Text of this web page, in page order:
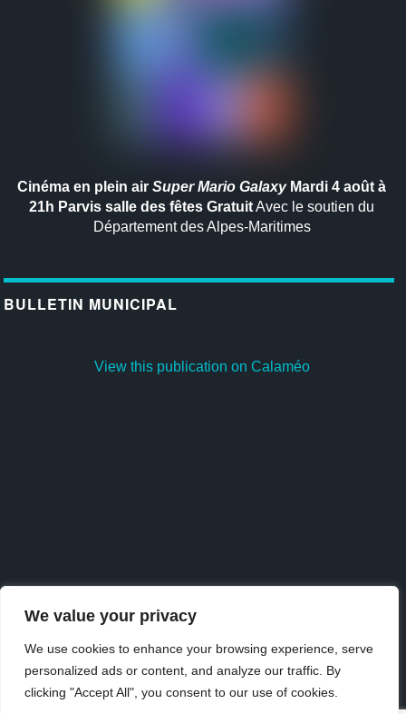
We value your privacy
We use cookies to enhance your browsing experience, serve
personalized ads or content, and analyze our traffic. By
clicking "Accept All", you consent to our use of cookies.
Cinéma en plein air Super Mario GalaxyMardi 4 août à
21h Parvis salle des fêtes GratuitAvec le soutien du
Département des Alpes-Maritimes
BULLETIN MUNICIPAL
View this publication on Calaméo
Publish atCalaméoor browsethe library.